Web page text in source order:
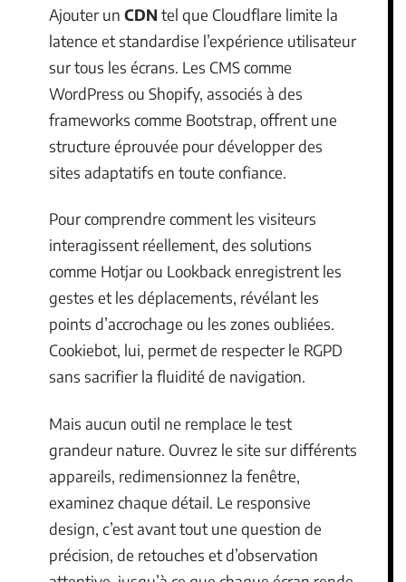
Ajouter un CDN tel que Cloudflare limite la
latence et standardise l’expérience utilisateur
sur tous les écrans. Les CMS comme
WordPress ou Shopify, associés à des
frameworks comme Bootstrap, offrent une
structure éprouvée pour développer des
sites adaptatifs en toute confiance.
Pour comprendre comment les visiteurs
interagissent réellement, des solutions
comme Hotjar ou Lookback enregistrent les
gestes et les déplacements, révélant les
points d’accrochage ou les zones oubliées.
Cookiebot, lui, permet de respecter le RGPD
sans sacrifier la fluidité de navigation.
Mais aucun outil ne remplace le test
grandeur nature. Ouvrez le site sur différents
appareils, redimensionnez la fenêtre,
examinez chaque détail. Le responsive
design, c’est avant tout une question de
précision, de retouches et d’observation